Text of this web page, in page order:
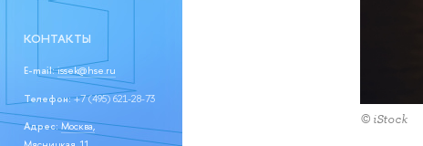
КОНТАКТЫ
E-mail:issek@hse.ru
Телефон:+7 (495) 621-28-73
Адрес: Москва,
© iStock